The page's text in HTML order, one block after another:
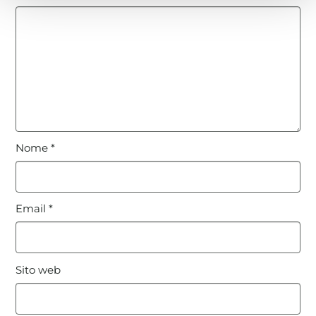
Nome*
Email*
Sito web